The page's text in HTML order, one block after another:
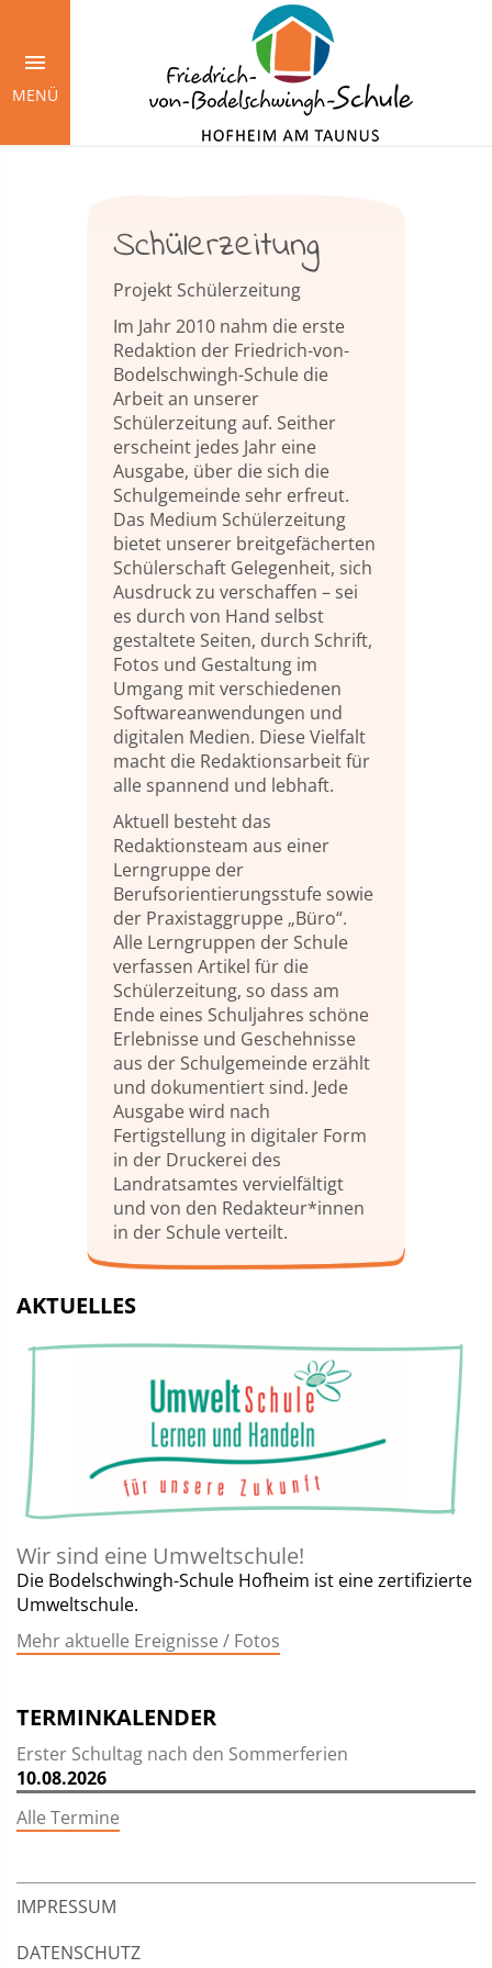
Inhalt
MENÜ
Schülerzeitung
Projekt Schülerzeitung
Im Jahr 2010 nahm die erste
Redaktion der Friedrich-von-
Bodelschwingh-Schule die
Arbeit an unserer
Schülerzeitung auf. Seither
erscheint jedes Jahr eine
Ausgabe, über die sich die
Schulgemeinde sehr erfreut.
Das Medium Schülerzeitung
bietet unserer breitgefächerten
Schülerschaft Gelegenheit, sich
Ausdruck zu verschaffen – sei
es durch von Hand selbst
gestaltete Seiten, durch Schrift,
Fotos und Gestaltung im
Umgang mit verschiedenen
Softwareanwendungen und
digitalen Medien. Diese Vielfalt
macht die Redaktionsarbeit für
alle spannend und lebhaft.
Aktuell besteht das
Redaktionsteam aus einer
Lerngruppe der
Berufsorientierungsstufe sowie
der Praxistaggruppe „Büro“.
Alle Lerngruppen der Schule
verfassen Artikel für die
Schülerzeitung, so dass am
Ende eines Schuljahres schöne
Erlebnisse und Geschehnisse
aus der Schulgemeinde erzählt
und dokumentiert sind. Jede
Ausgabe wird nach
Fertigstellung in digitaler Form
in der Druckerei des
Landratsamtes vervielfältigt
und von den Redakteur*innen
in der Schule verteilt.
AKTUELLES
Wir sind eine Umweltschule!
Die Bodelschwingh-Schule Hofheim ist eine zertifizierte
Umweltschule.
Mehr aktuelle Ereignisse / Fotos
TERMINKALENDER
Erster Schultag nach den Sommerferien
10.08.2026
Alle Termine
IMPRESSUM
DATENSCHUTZ